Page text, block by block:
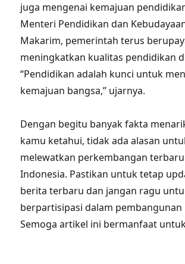
juga mengenai kemajuan
Menteri Pendidikan dan
Makarim, pemerintah terus
meningkatkan kualitas pendidikan
“Pendidikan adalah kunci untuk
kemajuan bangsa,” ujarnya.
Dengan begitu banyak fakta
kamu ketahui, tidak ada alasan
melewatkan perkembangan
Indonesia. Pastikan untuk tetap
berita terbaru dan jangan ragu
berpartisipasi dalam pembangunan
Semoga artikel ini bermanfaat